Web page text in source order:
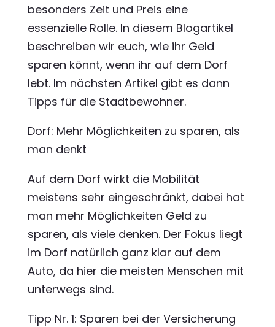
besonders Zeit und Preis eine
essenzielle Rolle. In diesem Blogartikel
beschreiben wir euch, wie ihr Geld
sparen könnt, wenn ihr auf dem Dorf
lebt. Im nächsten Artikel gibt es dann
Tipps für die Stadtbewohner.
Dorf: Mehr Möglichkeiten zu sparen, als
man denkt
Auf dem Dorf wirkt die Mobilität
meistens sehr eingeschränkt, dabei hat
man mehr Möglichkeiten Geld zu
sparen, als viele denken. Der Fokus liegt
im Dorf natürlich ganz klar auf dem
Auto, da hier die meisten Menschen mit
unterwegs sind.
Tipp Nr. 1: Sparen bei der Versicherung